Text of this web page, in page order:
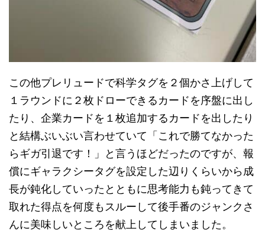
この他プレリュードで科学タグを２個かさ上げして
１ラウンドに２枚ドローできるカードを序盤に出し
たり、企業カードを１枚追加するカードを出したり
と結構ぶいぶい言わせていて「これで勝てなかった
らギガ引退です！」と言うほどだったのですが、報
償にギャラクシータグを設定した辺りくらいから成
長が鈍化していったとともに思考能力も鈍ってきて
取れた得点を何度もスルーして後手番のジャンクさ
んに美味しいところを献上してしまいました。